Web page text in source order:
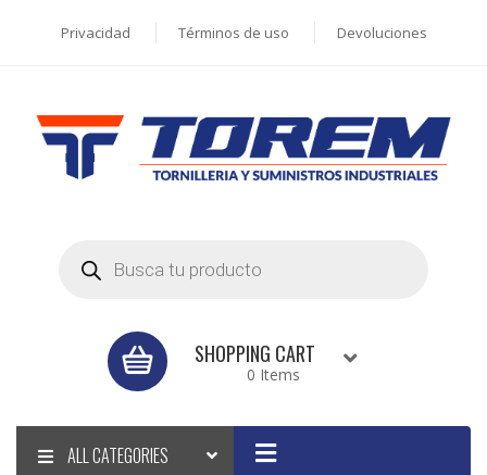
Privacidad Términos de uso Devoluciones
search
SHOPPING CART
0 Items
ALL CATEGORIES